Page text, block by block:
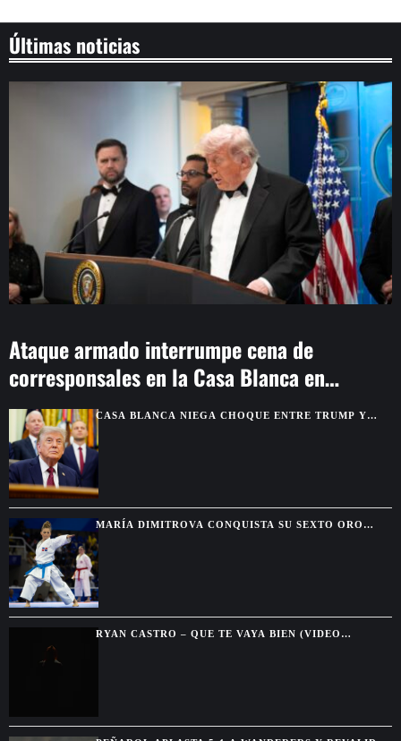
Últimas noticias
Ataque armado interrumpe cena de
corresponsales en la Casa Blanca en
WashingtonCASA BLANCA NIEGA CHOQUE ENTRE TRUMP Y
HEGSETH POR RESERVAS DE MUNICIONES
MARÍA DIMITROVA CONQUISTA SU SEXTO ORO
CONSECUTIVO Y SE DESPIDE DEL KATA INDIVIDUAL
RYAN CASTRO – QUE TE VAYA BIEN (VIDEO